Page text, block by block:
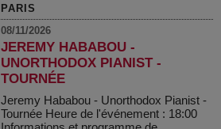
PARIS
08/11/2026
JEREMY HABABOU -
UNORTHODOX PIANIST -
TOURNÉE
Jeremy Hababou - Unorthodox Pianist -
Tournée Heure de l'événement : 18:00